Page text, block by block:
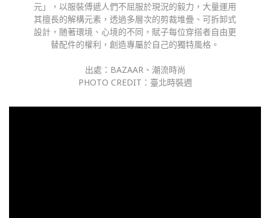
元」，以服裝傅遞人們不屈服於現況的毅力，大量運用
其擅長的解構元素，透過多層次的剪裁堆疊、可拆卸式
設計，随著環境、心境的不同，賦子每位穿搭者自由更
替配件的權利，創造專屬於自己的獨特風格。
出處：BAZAAR、潮流時尚
PHOTO CREDIT：臺北時裝週